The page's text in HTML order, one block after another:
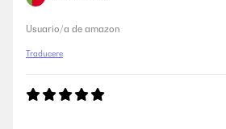
Usuario/a de amazon
Traducere